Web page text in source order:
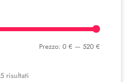
Prezzo:0 € —520 €
risultati